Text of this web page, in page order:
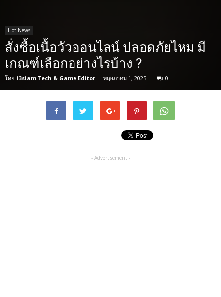
Hot News
สั่งซื้อเนื้อวัวออนไลน์ ปลอดภัยไหม มี
เกณฑ์เลือกอย่างไรบ้าง ?
โดย i3siam Tech & Game Editor - พฤษภาคม 1, 2025 0
- Advertisement -